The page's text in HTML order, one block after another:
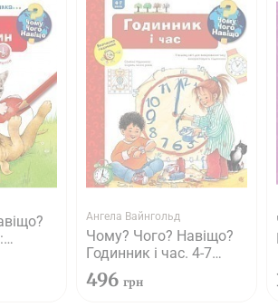
4
Ангела Вайнгольд
Чому? Чого? Навіщо?
Годинник і час. 4-7
років
496 грн